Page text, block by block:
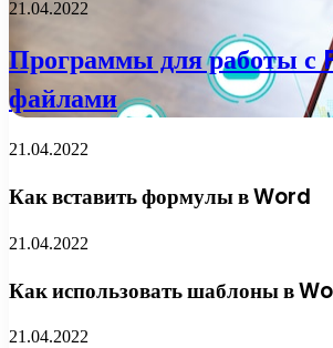
21.04.2022
Программы для работы с
файлами
21.04.2022
Как вставить формулы в Word
21.04.2022
Как использовать шаблоны в
21.04.2022